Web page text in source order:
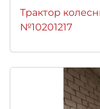
Трактор
№10201217